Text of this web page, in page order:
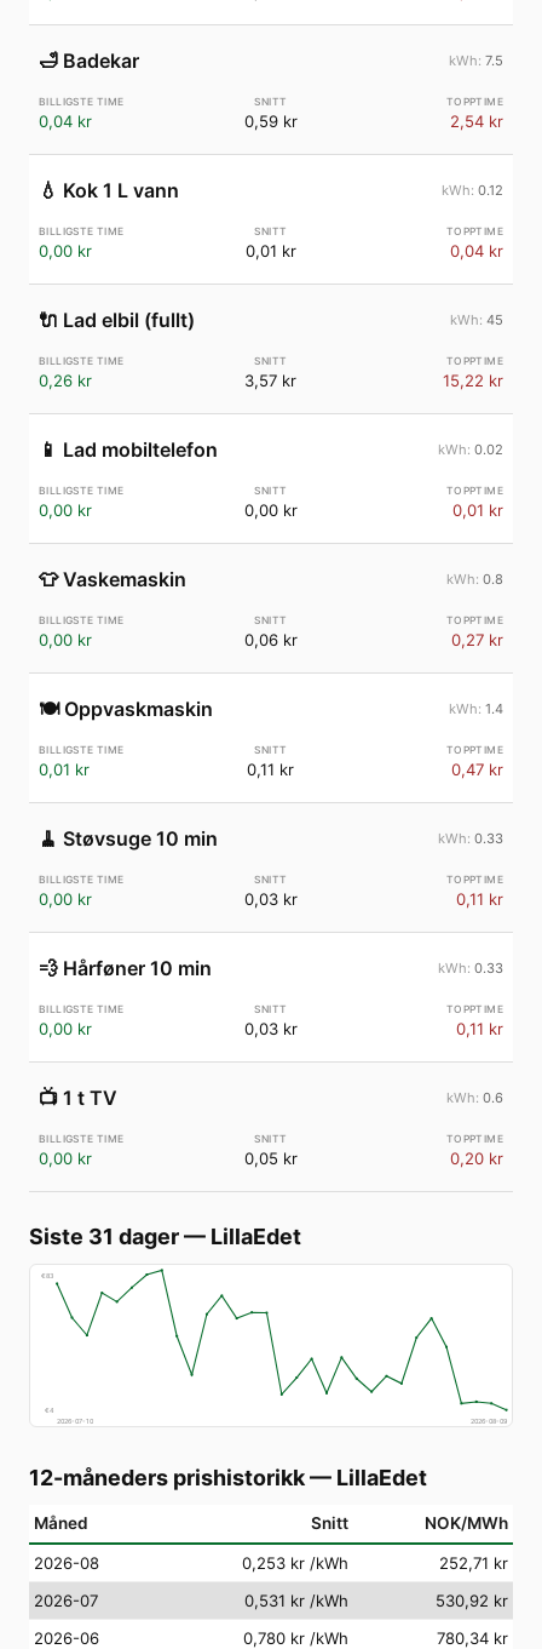
🛁 Badekar 7.5
0,04 kr 0,59 kr 2,54 kr
💧 Kok 1 L vann 0.12
0,00 kr 0,01 kr 0,04 kr
🔌 Lad elbil (fullt) 45
0,26 kr 3,57 kr 15,22 kr
📱 Lad mobiltelefon 0.02
0,00 kr 0,00 kr 0,01 kr
👕 Vaskemaskin 0.8
0,00 kr 0,06 kr 0,27 kr
🍽️ Oppvaskmaskin 1.4
0,01 kr 0,11 kr 0,47 kr
🧹 Støvsuge 10 min 0.33
0,00 kr 0,03 kr 0,11 kr
💨 Hårføner 10 min 0.33
0,00 kr 0,03 kr 0,11 kr
📺 1 t TV 0.6
0,00 kr 0,05 kr 0,20 kr
Siste 31 dager— LillaEdet
€83
€4
2026-07-10
2026-08-09
12-måneders prishistorikk— LillaEdet
Måned Snitt NOK/MWh
2026-08 0,253 kr /kWh
252,71 kr
2026-07
0,531 kr /kWh
530,92 kr
2026-06
0,780 kr /kWh
780,34 kr